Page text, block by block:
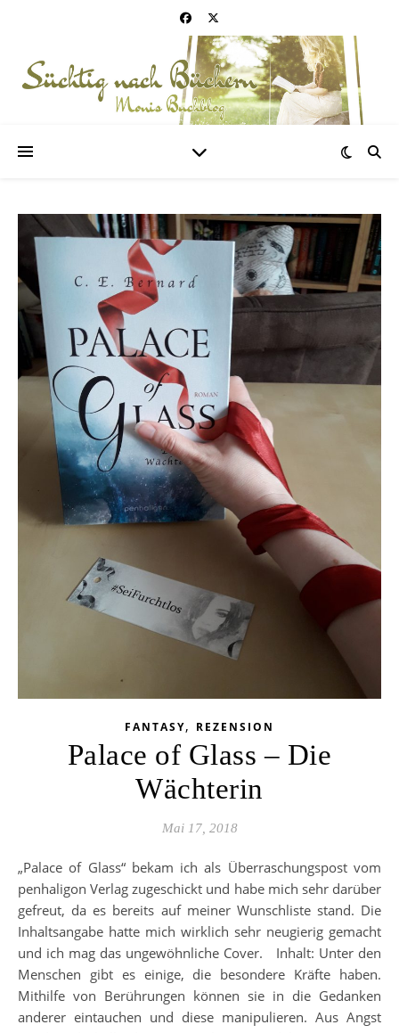
FANTASY, REZENSION
Palace of Glass – Die
Wächterin
Mai 17, 2018
„Palace of Glass“ bekam ich als Überraschungspost vom
penhaligon Verlag zugeschickt und habe mich sehr darüber
gefreut, da es bereits auf meiner Wunschliste stand. Die
Inhaltsangabe hatte mich wirklich sehr neugierig gemacht
und ich mag das ungewöhnliche Cover. Inhalt: Unter den
Menschen gibt es einige, die besondere Kräfte haben.
Mithilfe von Berührungen können sie in die Gedanken
anderer eintauchen und diese manipulieren. Aus Angst